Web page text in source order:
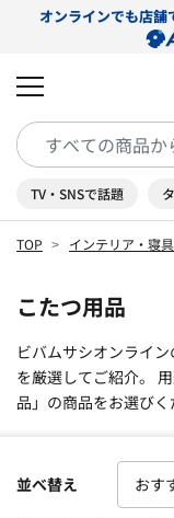
オンラインでも店舗
TV・SNSで話題
TOP インテリア・寝
こたつ用品
ビバムサシオンライ
を厳選してご紹介。
品」の商品をお選びく
並べ替え